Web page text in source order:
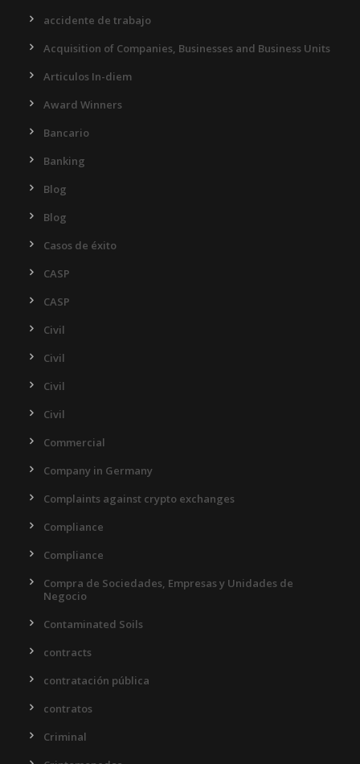
accidente de trabajo
Acquisition of Companies, Businesses and Business Units
Articulos In-diem
Award Winners
Bancario
Banking
Blog
Blog
Casos de éxito
CASP
CASP
Civil
Civil
Civil
Civil
Commercial
Company in Germany
Complaints against crypto exchanges
Compliance
Compliance
Compra de Sociedades, Empresas y Unidades de
Negocio
Contaminated Soils
contracts
contratación pública
contratos
Criminal